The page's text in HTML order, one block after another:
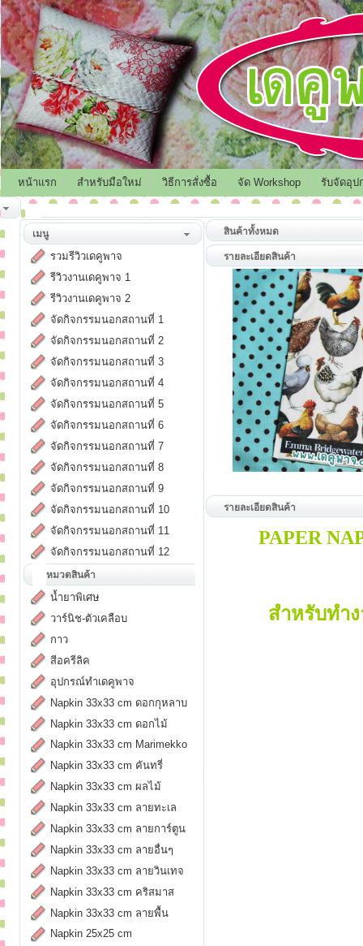
หน้าแรก สำหรับมือใหม่ วิธีการสั่งซื้อ จัด Workshop รับจัดอุป
เมนู
รวมรีวิวเดคูพาจ
รีวิวงานเดคูพาจ 1
รีวิวงานเดคูพาจ 2
จัดกิจกรรมนอกสถานที่ 1
จัดกิจกรรมนอกสถานที่ 2
จัดกิจกรรมนอกสถานที่ 3
จัดกิจกรรมนอกสถานที่ 4
จัดกิจกรรมนอกสถานที่ 5
จัดกิจกรรมนอกสถานที่ 6
จัดกิจกรรมนอกสถานที่ 7
จัดกิจกรรมนอกสถานที่ 8
จัดกิจกรรมนอกสถานที่ 9
จัดกิจกรรมนอกสถานที่ 10
จัดกิจกรรมนอกสถานที่ 11
จัดกิจกรรมนอกสถานที่ 12
หมวดสินค้า
น้ำยาพิเศษ
วาร์นิช-ตัวเคลือบ
กาว
สีอครีลิค
อุปกรณ์ทำเดคูพาจ
Napkin 33x33 cm ดอกกุหลาบ
Napkin 33x33 cm ดอกไม้
Napkin 33x33 cm Marimekko
Napkin 33x33 cm คันทรี่
Napkin 33x33 cm ผลไม้
Napkin 33x33 cm ลายทะเล
Napkin 33x33 cm ลายการ์ตูน
Napkin 33x33 cm ลายอื่นๆ
Napkin 33x33 cm ลายวินเทจ
Napkin 33x33 cm คริสมาส
Napkin 33x33 cm ลายพื้น
Napkin 25x25 cm
สินค้าทั้งหมด
รายละเอียดสินค้า
รายละเอียดสินค้า
PAPER
สำหรับทำ